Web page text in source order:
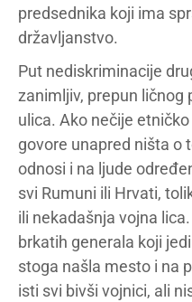
predsednika koji ima
državljanstvo.
Put nediskriminacije
zanimljiv, prepun ličnog
ulica. Ako nečije
govore unapred ništa o
odnosi i na ljude
svi Rumuni ili Hrvati,
ili nekadašnja vojna
brkatih generala koji
stoga našla mesto i na
isti svi bivši vojnici, ali